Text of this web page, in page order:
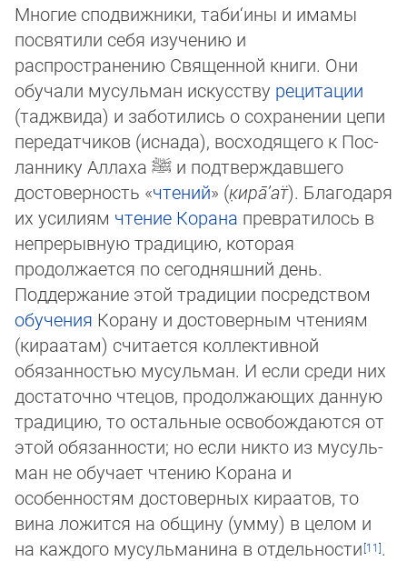
Многие сподвижники, таби‘ины и имамы
посвятили себя изучению и
распространению Священной книги. Они
обучали му­суль­ман искусству рецитации
(таджвида) и заботились о сохранении цепи
передатчиков (иснада), восходящего к Пос­
лан­ни­ку Аллаха ﷺ и подтверждавшего
достоверность «чтений» (к̣ира̄’ат̈). Благодаря
их усилиям чтение Корана пре­вра­ти­лось в
не­пре­рыв­ную традицию, которая
продолжается по сегодняшний день.
Поддержание этой традиции посред­ст­вом
обу­че­ния Корану и достоверным чтениям
(кираатам) считается коллективной
обязанностью мусульман. И если среди них
дос­та­точ­но чтецов, продолжающих данную
традицию, то остальные освобождаются от
этой обязанности; но если никто из му­суль­
ман не обучает чтению Корана и
особенностям достоверных кираатов, то
вина ложится на общину (умму) в целом и
на каж­до­го мусульманина в отдельности
.